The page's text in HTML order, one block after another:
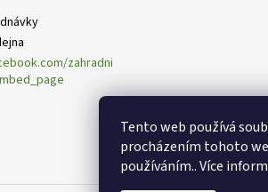
Tento web používá
procházením tohoto
používáním.. Více
zahradni